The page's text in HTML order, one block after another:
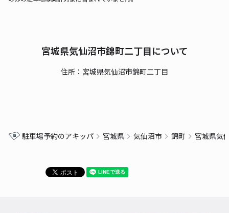
宮城県気仙沼市錦町二丁目について
住所：宮城県気仙沼市錦町二丁目
駐車場予約のアキッパ 宮城県 気仙沼市 錦町 宮城県気